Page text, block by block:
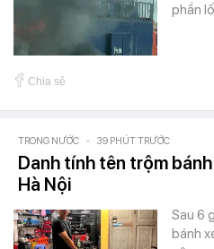
phần
Chia sẻ
TRONG NƯỚC - 39 PHÚT TRƯỚC
Danh tính tên trộm
Hà Nội
Sau 6
bánh